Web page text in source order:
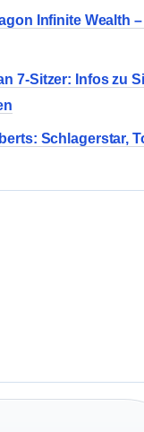
Infinite Wealth
7-Sitzer: Infos zu
Schlagerstar,